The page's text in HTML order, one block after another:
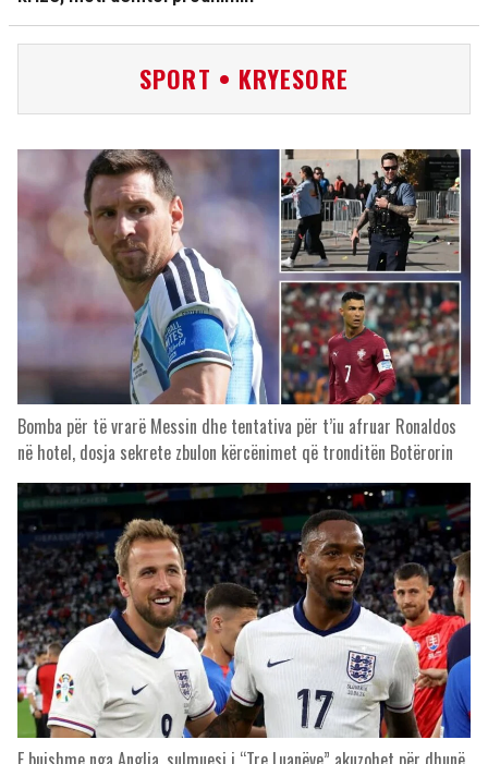
SPORT • KRYESORE
Bomba për të vrarë Messin dhe tentativa për t’iu afruar Ronaldos
në hotel, dosja sekrete zbulon kërcënimet që tronditën Botërorin